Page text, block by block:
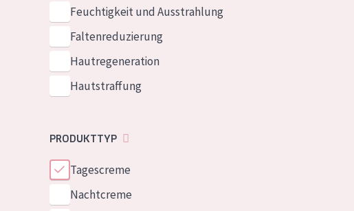
English
French
German
Spanish
Feuchtigkeit und Ausstrahlung
Faltenreduzierung
Hautregeneration
Hautstraffung
PRODUKTTYP
Tagescreme
Nachtcreme